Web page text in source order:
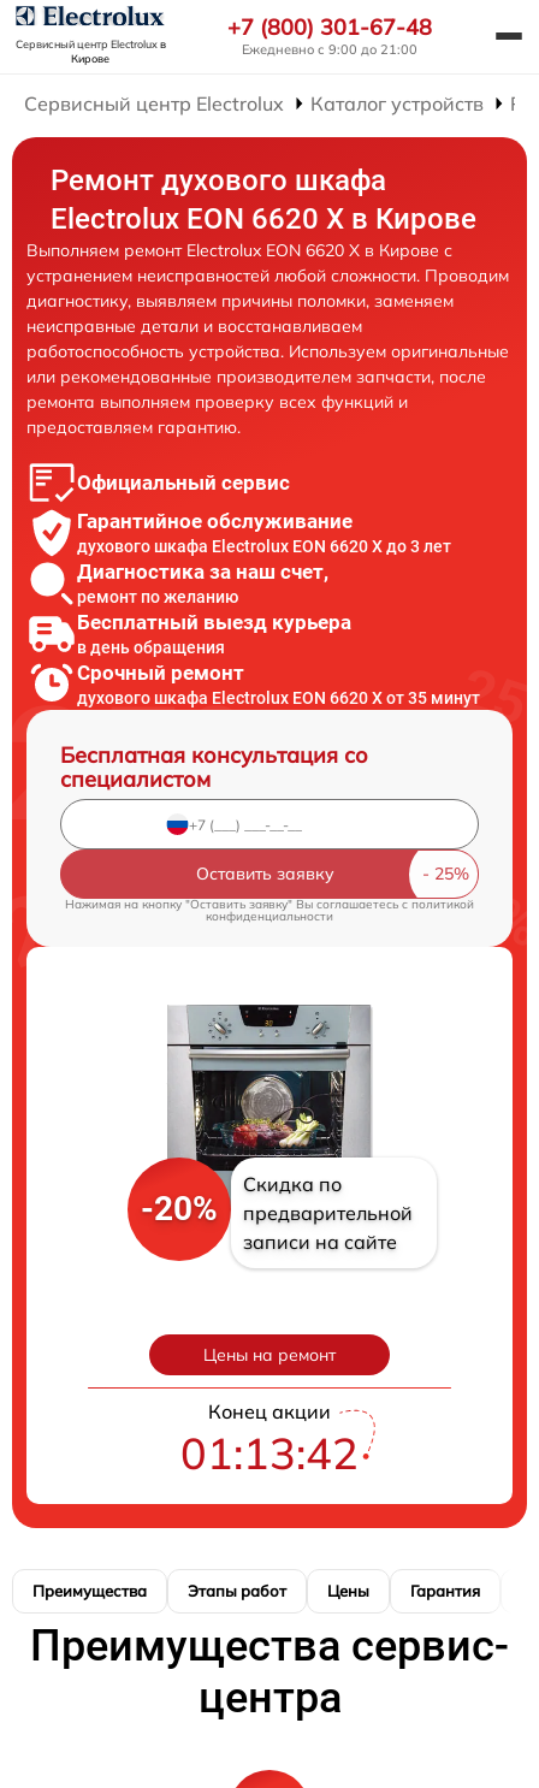
Сервисный центр Electroluxв
Кирове
+7 (800) 301-67-48
Ежедневно с 9:00 до 21:00
Сервисный центр Electrolux Каталог устройств
Ремонт духового шкафа
Electrolux EON 6620 X в Кирове
Выполняем ремонт Electrolux EON 6620 X в Кирове с
устранением неисправностей любой сложности. Проводим
диагностику, выявляем причины поломки, заменяем
неисправные детали и восстанавливаем
работоспособность устройства. Используем оригинальные
или рекомендованные производителем запчасти, после
ремонта выполняем проверку всех функций и
предоставляем гарантию.
Официальный сервис
Гарантийное обслуживание
духового шкафа Electrolux EON 6620 X до 3 лет
Диагностика за наш счет,
ремонт по желанию
Бесплатный выезд курьера
в день обращения
Срочный ремонт
духового шкафа Electrolux EON 6620 X от 35 минут
Бесплатная консультация со
специалистом
Оставить заявку
Нажимая на кнопку "Оставить заявку" Вы соглашаетесь c политикой
конфиденциальности
-20%
Скидка по
предварительной
записи на сайте
Цены на ремонт
Конец акции
01:13:41
Преимущества Этапы работ Цены Гарантия
Преимущества сервис-
центра